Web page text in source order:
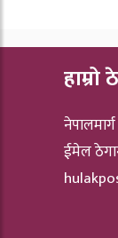
हाम्रो
ईमेल